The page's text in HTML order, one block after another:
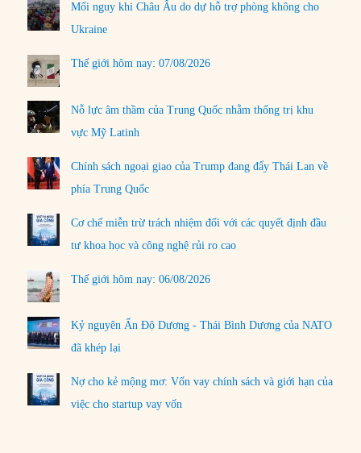
Mối nguy khi Châu Âu do dự hỗ trợ phòng không cho
Ukraine
Thế giới hôm nay: 07/08/2026
Nỗ lực âm thầm của Trung Quốc nhằm thống trị khu
vực Mỹ Latinh
Chính sách ngoại giao của Trump đang đẩy Thái Lan về
phía Trung Quốc
Cơ chế miễn trừ trách nhiệm đối với các quyết định đầu
tư khoa học và công nghệ rủi ro cao
Thế giới hôm nay: 06/08/2026
Kỷ nguyên Ấn Độ Dương - Thái Bình Dương của NATO
đã khép lại
Nợ cho kẻ mộng mơ: Vốn vay chính sách và giới hạn của
việc cho startup vay vốn